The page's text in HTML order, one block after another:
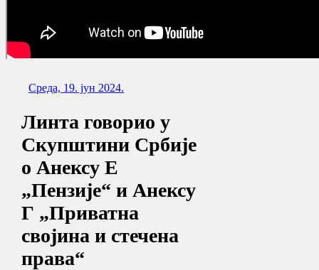
Cреда, 19. јун 2024.
Линта говорио у
Скупштини Србије
о Анексу Е
„Пензије“ и Анексу
Г „Приватна
својина и стечена
права“